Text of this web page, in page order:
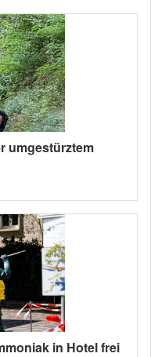
umgestürztem
in Hotel frei